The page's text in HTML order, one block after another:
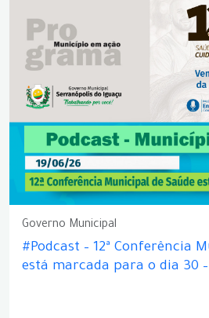
Governo Municipal
#Podcast – 12ª Conferência
está marcada para o dia 30 –